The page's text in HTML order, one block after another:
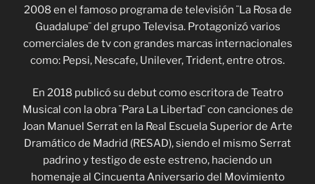
2008 en el famoso programa de televisión ¨La Rosa de
Guadalupe¨ del grupo Televisa. Protagonizó varios
comerciales de tv con grandes marcas internacionales
como: Pepsi, Nescafe, Unilever, Trident, entre otros.
En 2018 publicó su debut como escritora de Teatro
Musical con la obra ¨Para La Libertad¨ con canciones de
Joan Manuel Serrat en la Real Escuela Superior de Arte
Dramático de Madrid (RESAD), siendo el mismo Serrat
padrino y testigo de este estreno, haciendo un
homenaje al Cincuenta Aniversario del Movimiento